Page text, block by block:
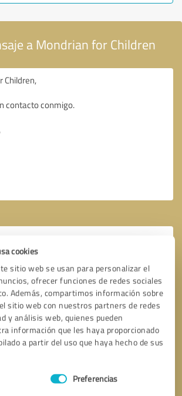
cookies
sitio web se usan para personalizar el
ofrecer funciones de redes sociales
Además, compartimos información sobre
sitio web con nuestros partners de redes
y análisis web, quienes pueden
información que les haya proporcionado
a partir del uso que haya hecho de sus
Preferencias
a Mondrian for Children
* campos obligatorios
Enviar reseña